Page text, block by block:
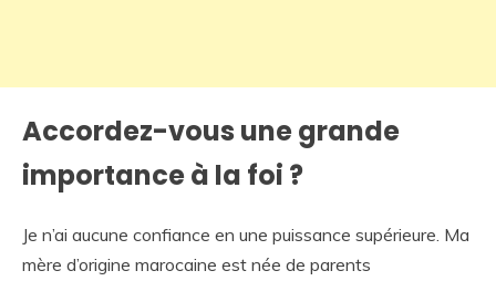
Accordez-vous une grande
importance à la foi ?
Je n’ai aucune confiance en une puissance supérieure. Ma
mère d’origine marocaine est née de parents